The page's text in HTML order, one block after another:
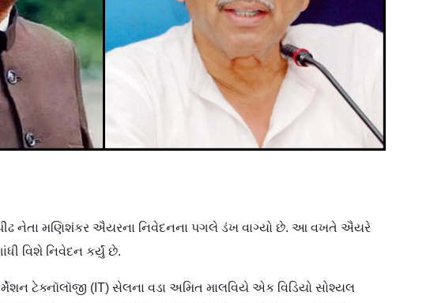
નેતા મણિશંકર ઐયરના નિવેદનના પગલે ડંખ વાગ્યો છે. આ વખતે ઐયરે
વિશે નિવેદન કર્યું છે.
ટેક્નૉલૉજી (IT) સેલના વડા અમિત માલવિયે એક વિડિયો સોશ્યલ